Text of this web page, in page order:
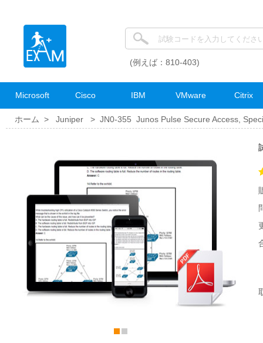
(例えば：810-403)
Microsoft Cisco IBM VMware Citrix
ホーム > Juniper > JN0-355 Junos Pulse Secure Access,